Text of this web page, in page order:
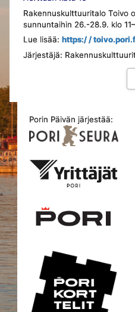
Rakennuskulttuuritalo Toivo
sunnuntaihin 26.-28.9. klo
Lue lisää: https:/ /
Järjestäjä:
Porin Päivän järjestää: